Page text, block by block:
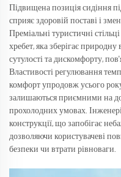
Підвищена позиція сидіння
сприяє здоровій поставі і
Преміальні туристичні
хребет, яка зберігає природну
сутулості та дискомфорту,
Властивості регулювання
комфорт упродовж усього
залишаються приємними на
прохолодних умовах.
конструкції, що запобігає
дозволяючи користувачеві
безпеки чи втрати рівноваги.